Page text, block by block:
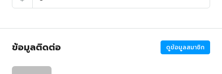
ข้อมูลติดต่อ ดูข้อมูลสมาชิก